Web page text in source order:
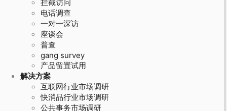
拦截访问
电话调查
一对一深访
座谈会
普查
gang survey
产品留置试用
解决方案
互联网行业市场调研
快消品行业市场调研
公共事务市场调研